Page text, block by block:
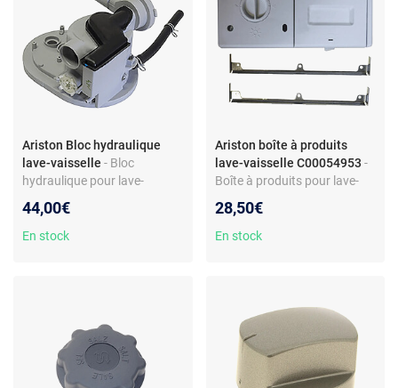
Ariston Bloc hydraulique
lave-vaisselle - Bloc
hydraulique pour lave-
Compatible Indesit, Hotpoint,
Scholtes - Réf.
44,00€
En stock
Ariston boîte à produits
lave-vaisselle C00054953 -
Boîte à produits pour lave-
détergent et rinçage - pièce
de rechange compatible
28,50€
En stock